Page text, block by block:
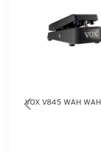
VOX V845 WAH WAH